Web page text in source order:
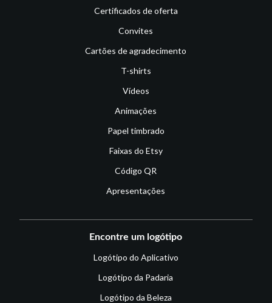
Certificados de oferta
Convites
Cartões de agradecimento
T-shirts
Vídeos
Animações
Papel timbrado
Faixas do Etsy
Código QR
Apresentações
Encontre um logótipo
Logótipo do Aplicativo
Logótipo da Padaria
Logótipo da Beleza